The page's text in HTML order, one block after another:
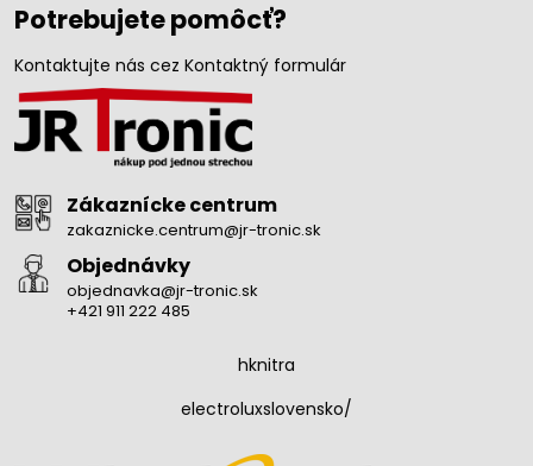
Potrebujete pomôcť?
Kontaktujte nás cez Kontaktný formulár
Zákaznícke centrum
zakaznicke.centrum@jr-tronic.sk
Objednávky
objednavka@jr-tronic.sk
+421 911 222 485
hknitra
electroluxslovensko/